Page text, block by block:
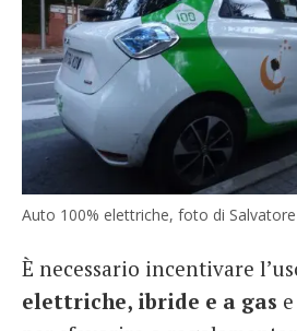
Auto 100% elettriche, foto di
È necessario incentivare
elettriche, ibride e a gas